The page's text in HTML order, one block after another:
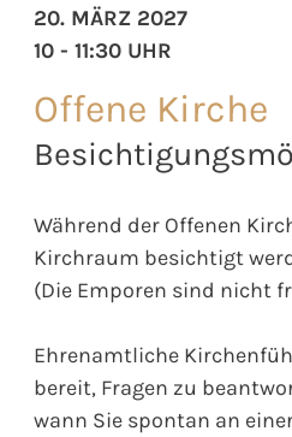
Offene Kirche
Während der Offenen
Kirchraum besichtigt
(Die Emporen sind nicht
Ehrenamtliche
bereit, Fragen zu
wann Sie spontan an
20. MÄRZ 2027
10 - 11:30 UHR